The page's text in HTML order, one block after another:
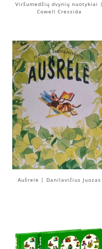
Viršumedžių dvynių nuotykiai |
Cowell Cressida
Aušrelė | Danilavičius Juozas